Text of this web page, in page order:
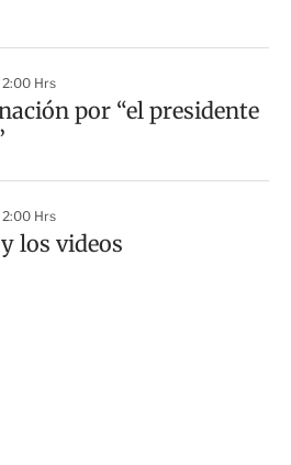
Hrs
por “el presidente
Hrs
los videos